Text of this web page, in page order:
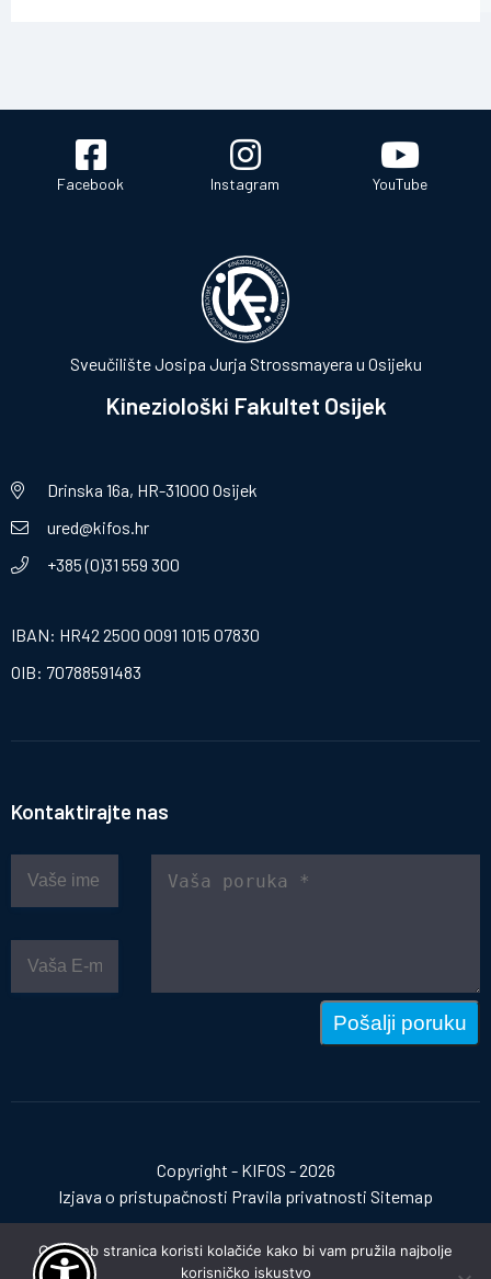
Facebook Instagram YouTube
Sveučilište Josipa Jurja Strossmayera u Osijeku
Kineziološki Fakultet Osijek
Drinska 16a, HR-31000 Osijek
ured@kifos.hr
+385 (0)31 559 300
IBAN: HR42 2500 0091 1015 07830
OIB: 70788591483
Kontaktirajte nas
Pošalji poruku
Copyright - KIFOS - 2026
Izjava o pristupačnosti Pravila privatnosti Sitemap
Izrada web stranica:invictum.hr
Ova web stranica koristi kolačiće kako bi vam pružila najbolje
korisničko iskustvo